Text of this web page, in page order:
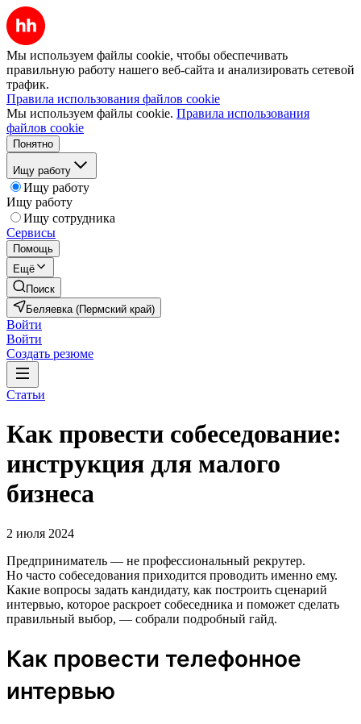
Мы используем файлы cookie, чтобы обеспечивать
правильную работу нашего веб-сайта и анализировать сетевой
трафик.
Правила использования файлов cookie
Мы используем файлы cookie. Правила использования
файлов cookie
Понятно
Ищу работу
Ищу работу
Ищу работу
Ищу сотрудника
Сервисы
Помощь
Ещё
Поиск
Беляевка (Пермский край)
Войти
Войти
Создать резюме
Статьи
Как провести собеседование:
инструкция для малого
бизнеса
2 июля 2024
Предприниматель — не профессиональный рекрутер.
Но часто собеседования приходится проводить именно ему.
Какие вопросы задать кандидату, как построить сценарий
интервью, которое раскроет собеседника и поможет сделать
правильный выбор, — собрали подробный гайд.
Как провести телефонное
интервью